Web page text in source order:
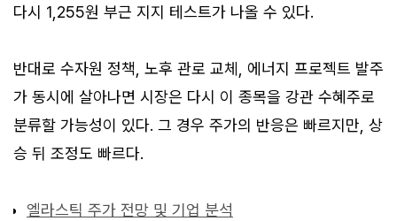
다시 1,255원 부근 지지 테스트가 나올 수 있다.
반대로 수자원 정책, 노후 관로 교체, 에너지 프로젝트 발주
가 동시에 살아나면 시장은 다시 이 종목을 강관 수혜주로
분류할 가능성이 있다. 그 경우 주가의 반응은 빠르지만, 상
승 뒤 조정도 빠르다.
엘라스틱 주가 전망 및 기업 분석